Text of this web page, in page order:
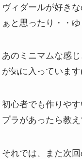
ヴィダールが好き
ぁと思ったり・・
あのミニマムな感
が気に入っています
初心者でも作りや
プラがあったら教え
それでは、また次